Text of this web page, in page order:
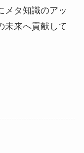
メタ知識のアッ
未来へ貢献して